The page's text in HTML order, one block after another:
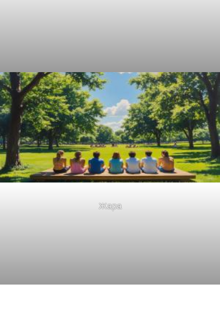
Жара